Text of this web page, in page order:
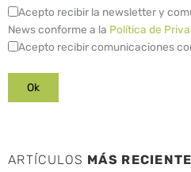
Acepto recibir la newsletter y
News conforme a la Política de
Acepto recibir comunicaciones
ARTÍCULOS MÁS